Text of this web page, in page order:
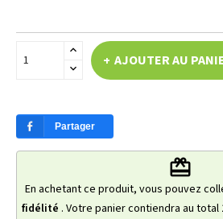
AJOUTER AU
Partager
redeem
En achetant ce produit, vous pouvez
fidélité . Votre panier contiendra au total